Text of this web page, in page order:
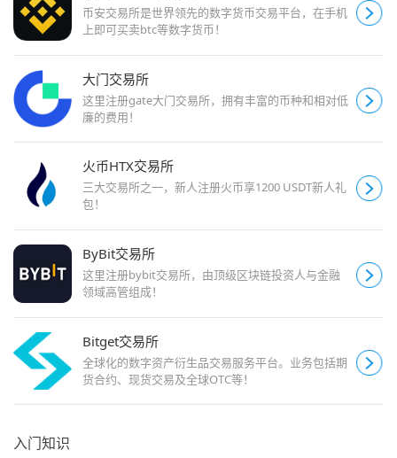
币安交易所是世界领先的数字货币交易平台，在手机
上即可买卖btc等数字货币！
大门交易所
这里注册gate大门交易所，拥有丰富的币种和相对低
廉的费用！
火币HTX交易所
三大交易所之一，新人注册火币享1200 USDT新人礼
包！
ByBit交易所
这里注册bybit交易所，由顶级区块链投资人与金融
领域高管组成！
Bitget交易所
全球化的数字资产衍生品交易服务平台。业务包括期
货合约、现货交易及全球OTC等！
入门知识